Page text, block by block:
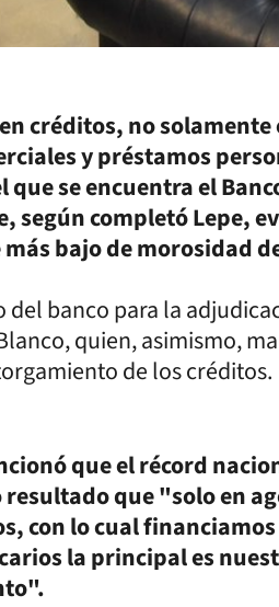
créditos, no
y préstamos
se encuentra el
según completó Lepe,
bajo de morosidad
banco para la
quien, asimismo,
de los créditos.
que el récord
que "solo en
con lo cual
la principal es